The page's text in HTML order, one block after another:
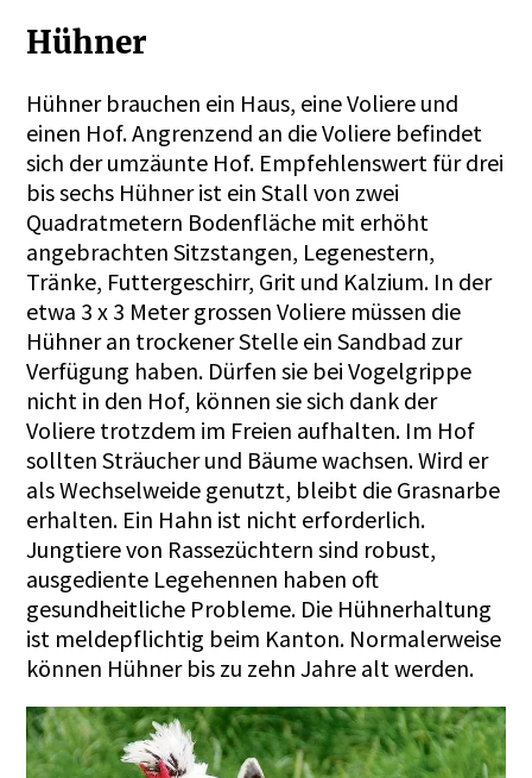
Hühner
Hühner brauchen ein Haus, eine Voliere und
einen Hof. Angrenzend an die Voliere befindet
sich der umzäunte Hof. Empfehlenswert für drei
bis sechs Hühner ist ein Stall von zwei
Quadratmetern Bodenfläche mit erhöht
angebrachten Sitzstangen, Legenestern,
Tränke, Futtergeschirr, Grit und Kalzium. In der
etwa 3 x 3 Meter grossen Voliere müssen die
Hühner an trockener Stelle ein Sandbad zur
Verfügung haben. Dürfen sie bei Vogelgrippe
nicht in den Hof, können sie sich dank der
Voliere trotzdem im Freien aufhalten. Im Hof
sollten Sträucher und Bäume wachsen. Wird er
als Wechselweide genutzt, bleibt die Grasnarbe
erhalten. Ein Hahn ist nicht erforderlich.
Jungtiere von Rassezüchtern sind robust,
ausgediente Legehennen haben oft
gesundheitliche Probleme. Die Hühnerhaltung
ist meldepflichtig beim Kanton. Normalerweise
können Hühner bis zu zehn Jahre alt werden.